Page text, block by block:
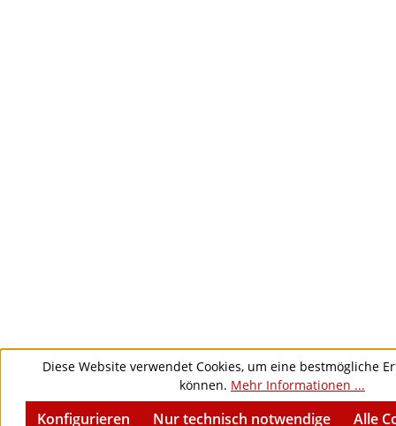
Diese Website verwendet Cookies, um eine bestmögliche
können. Mehr Informationen ...
Nur technisch notwendige
Konfigurieren Alle